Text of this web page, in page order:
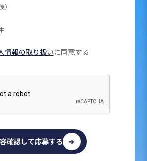
情報の取り扱いに同意する
確認して応募する ➜